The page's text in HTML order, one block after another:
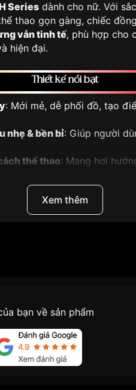
Series dành cho nữ. Với
thao gọn gàng, chiếc
vẫn tinh tế, phù hợp cho
hiện đại.
Thiết kế nổi bật
: Mới mẻ, dễ phối đồ, tạo
nhẹ & bền bỉ: Giúp người
thể thao: Mang hơi
số và kim phủ tông trắng –
LRW-200H Series
hồ thể thao – thời trang
Xem thêm
bạn về sản phẩm